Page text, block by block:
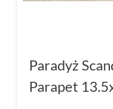
Paradyż
Parapet